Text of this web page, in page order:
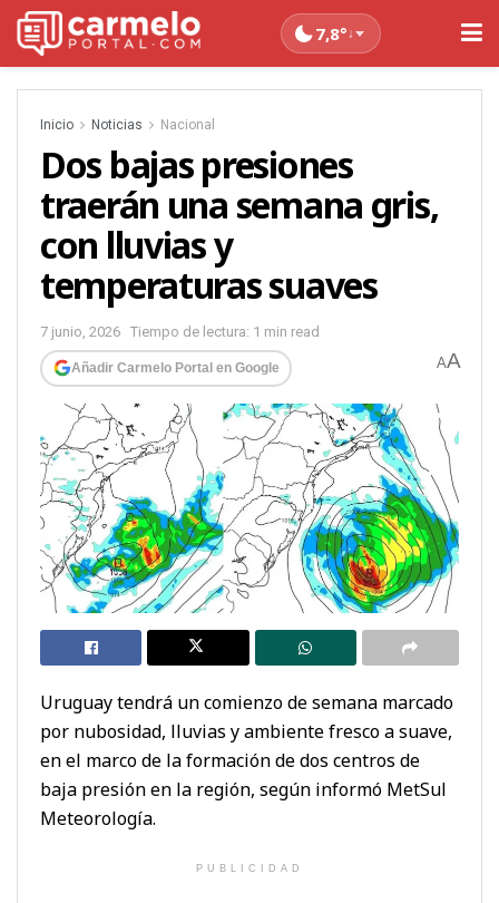
7,8°↓
Inicio Noticias Nacional
Dos bajas presiones
traerán una semana gris,
con lluvias y
temperaturas suaves
7 junio, 2026 Tiempo de lectura: 1 min read
Añadir Carmelo Portal en Google AA
Uruguay tendrá un comienzo de semana marcado
por nubosidad, lluvias y ambiente fresco a suave,
en el marco de la formación de dos centros de
baja presión en la región, según informó MetSul
Meteorología.
PUBLICIDAD